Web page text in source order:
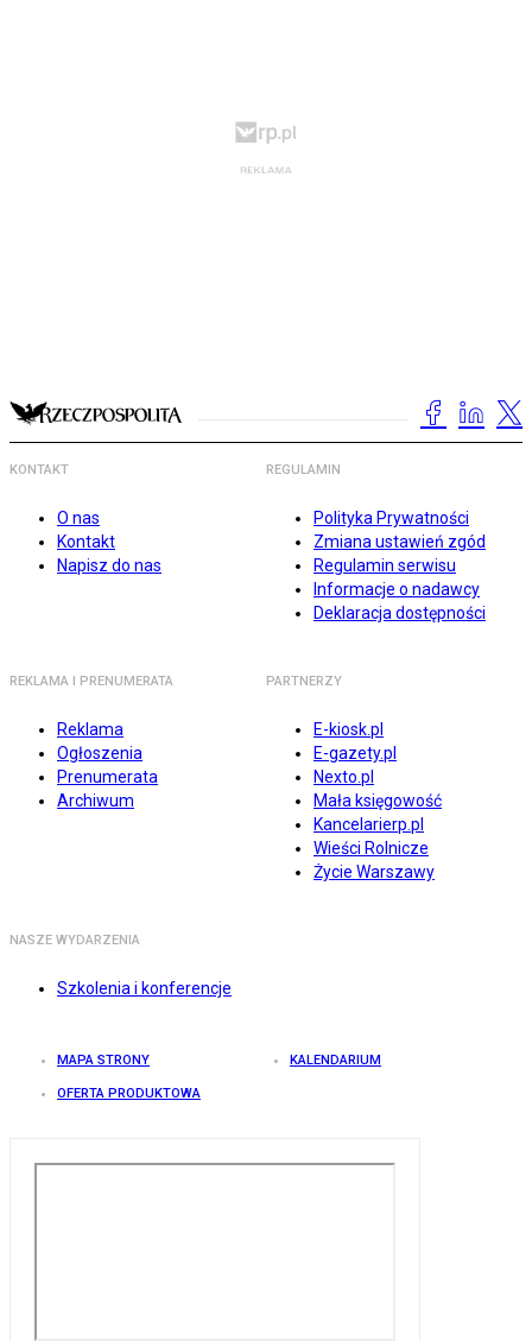
KONTAKT
O nas
Kontakt
Napisz do nas
REGULAMIN
Polityka Prywatności
Zmiana ustawień zgód
Regulamin serwisu
Informacje o nadawcy
Deklaracja dostępności
REKLAMA I PRENUMERATA
Reklama
Ogłoszenia
Prenumerata
Archiwum
PARTNERZY
E-kiosk.pl
E-gazety.pl
Nexto.pl
Mała księgowość
Kancelarierp.pl
Wieści Rolnicze
Życie Warszawy
NASZE WYDARZENIA
Szkolenia i konferencje
MAPA STRONY KALENDARIUM
OFERTA PRODUKTOWA